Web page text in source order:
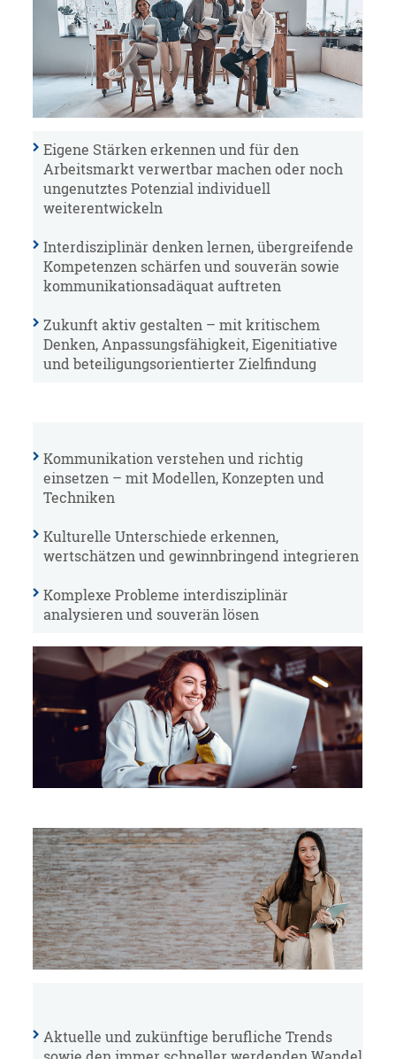
Eigene Stärken erkennen und für den
Arbeitsmarkt verwertbar machen oder noch
ungenutztes Potenzial individuell
weiterentwickeln
Interdisziplinär denken lernen, übergreifende
Kompetenzen schärfen und souverän sowie
kommunikationsadäquat auftreten
Zukunft aktiv gestalten – mit kritischem
Denken, Anpassungsfähigkeit, Eigenitiative
und beteiligungsorientierter Zielfindung
Kommunikation verstehen und richtig
einsetzen – mit Modellen, Konzepten und
Techniken
Kulturelle Unterschiede erkennen,
wertschätzen und gewinnbringend integrieren
Komplexe Probleme interdisziplinär
analysieren und souverän lösen
Aktuelle und zukünftige berufliche Trends